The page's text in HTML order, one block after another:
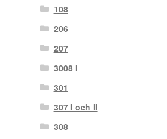
108
206
207
3008 I
301
307 I och II
308